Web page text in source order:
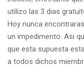
utilizo las 3 dias
Hoy nunca
un impedimento. Asi
que esta supuesta
a todos dichos